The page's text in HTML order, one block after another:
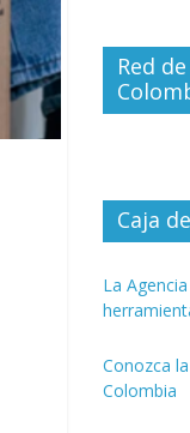
Red
Caja
La
Conozca
Colombia